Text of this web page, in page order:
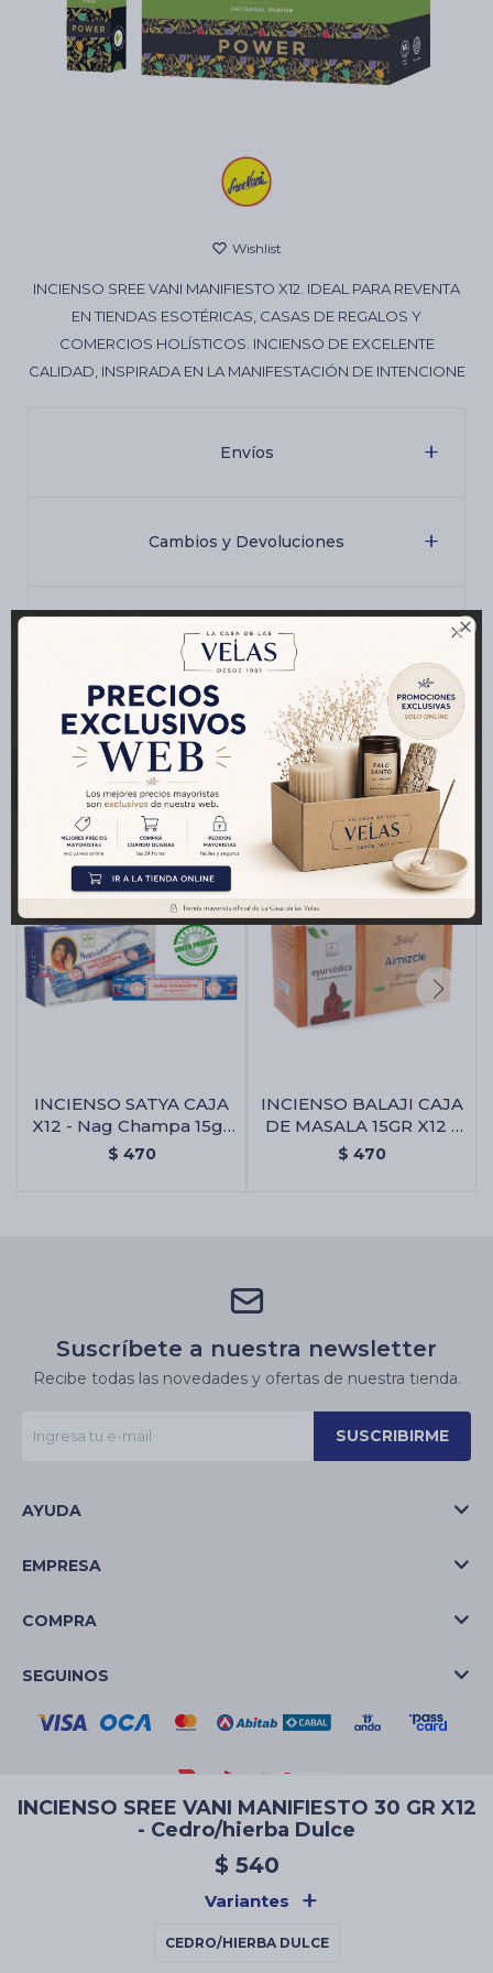

INCIENSO SREE VANI MANIFIESTO 30 GR X12
- Cedro/hierba Dulce
$ 540
Variantes
CEDRO/HIERBA DULCE
INCIENSO SREE VANI MANIFIESTO X12. IDEAL PARA REVENTA
EN TIENDAS ESOTÉRICAS, CASAS DE REGALOS Y
COMERCIOS HOLÍSTICOS. INCIENSO DE EXCELENTE
CALIDAD, INSPIRADA EN LA MANIFESTACIÓN DE INTENCIONE
Envíos
Cambios y Devoluciones
Medios de pago
Productos que te pueden interesar
INCIENSO SATYA CAJA
X12 - Nag Champa 15gr
X12 Uni.
$ 470
INCIENSO BALAJI CAJA
DE MASALA 15GR X12 -
Almizcle
$ 470
Suscríbete a nuestra newsletter
Recibe todas las novedades y ofertas de nuestra tienda.
SUSCRIBIRME
AYUDA
EMPRESA
COMPRA
SEGUINOS
© Copyright 2026 / La Casa de las Velas
Cartas de Tarot
Aromatizantes de ambientes
Artículos Esotéricos